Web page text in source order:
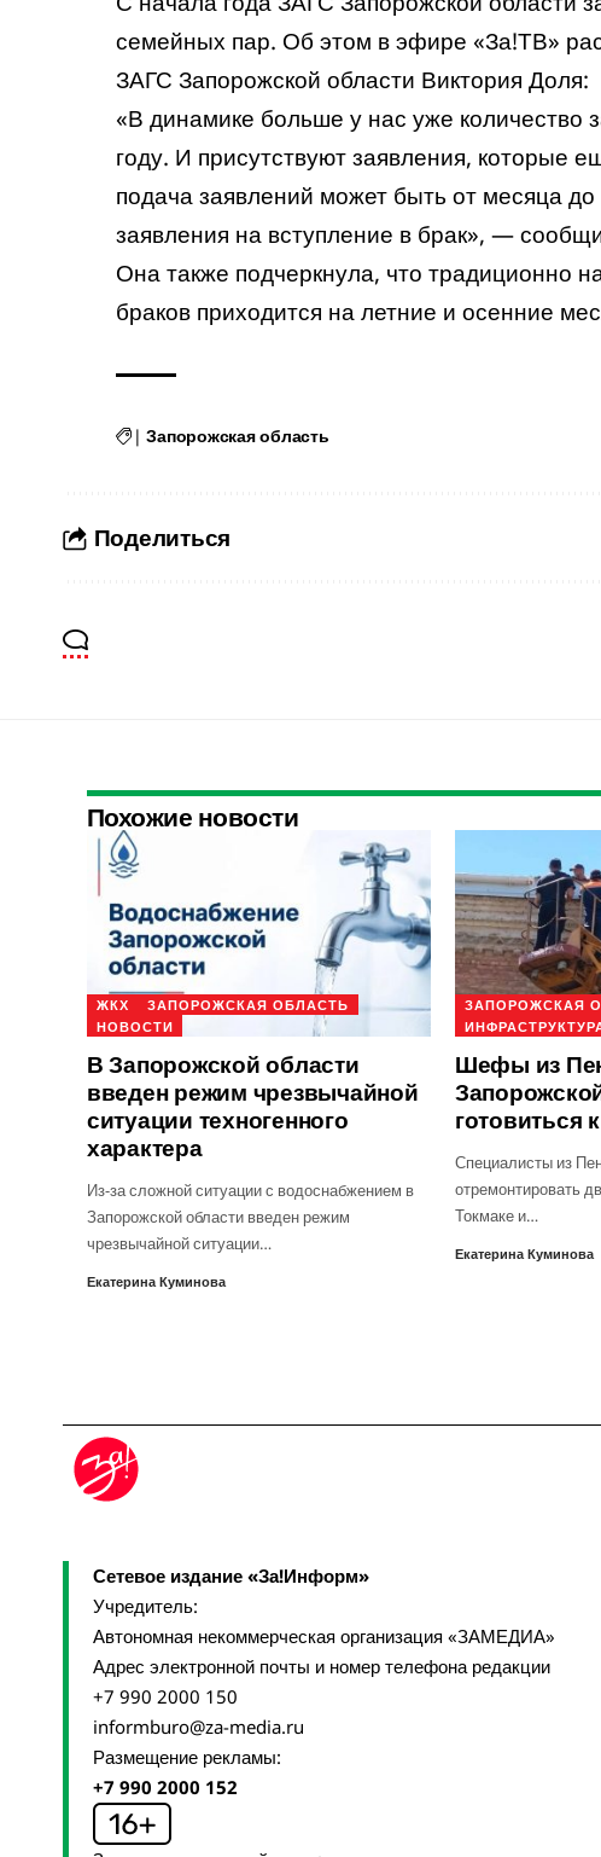
семейных пар. Об этом в эфире «За!ТВ»
ЗАГС Запорожской области Виктория Доля:
«В динамике больше у нас уже количество
году. И присутствуют заявления, которые
подача заявлений может быть от месяца
заявления на вступление в брак», —
Она также подчеркнула, что традиционно
браков приходится на летние и осенние
| Запорожская область
Поделиться
Похожие новости
ЖКХ
ЗАПОРОЖСКАЯ ОБЛАСТЬ
НОВОСТИ
В Запорожской области
введен режим чрезвычайной
ситуации техногенного
характера
Из-за сложной ситуации с водоснабжением в
Запорожской области введен режим
чрезвычайной ситуации…
Екатерина Куминова
ЗАПОРОЖСКАЯ
Шефы из
готовиться
Специалисты из
отремонтировать
Токмаке и…
Екатерина Куминова
Сетевое издание «За!Информ»
Учредитель:
Автономная некоммерческая организация «ЗАМЕДИА»
Адрес электронной почты и номер телефона редакции
+7 990 2000 150
informburo@za-media.ru
Размещение рекламы:
+7 990 2000 152